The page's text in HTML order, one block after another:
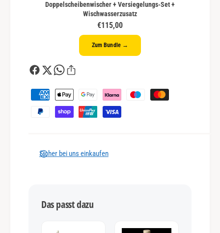
Doppelscheibenwischer + Versiegelungs-Set +
Wischwasserzusatz
€115,00
Zum Bundle →
Z
a
Sicher bei uns einkaufen
Das passt dazu